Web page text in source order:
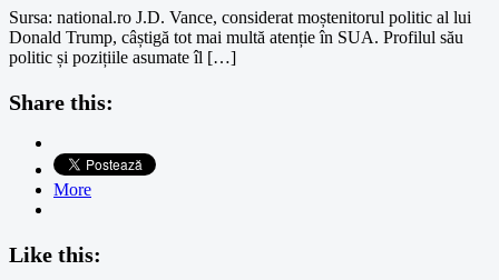
Sursa: national.ro J.D. Vance, considerat moștenitorul politic al lui
Donald Trump, câștigă tot mai multă atenție în SUA. Profilul său
politic și pozițiile asumate îl […]
Share this:
More
Like this: